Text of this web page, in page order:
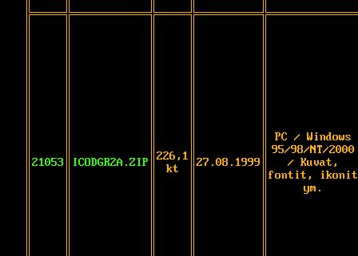
21053 ICODGR2A.ZIP
226,1
kt
27.08.1999
PC / Windows
95/98/NT/2000
/ Kuvat,
fontit, ikonit
ym.